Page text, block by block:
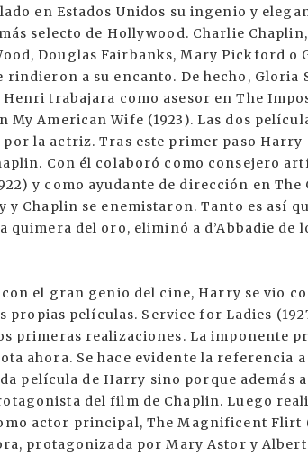
en Estados Unidos su ingenio y
selecto de Hollywood. Charlie
Douglas Fairbanks, Mary Pickford o
rindieron a su encanto. De hecho, Gloria
trabajara como asesor en The
My American Wife (1923). Las dos
la actriz. Tras este primer paso Harry
Con él colaboró como consejero
y como ayudante de dirección en The
y Chaplin se enemistaron. Tanto es así
quimera del oro, eliminó a d’Abbadie de
el gran genio del cine, Harry se vio
películas. Service for Ladies
primeras realizaciones. La imponente
ahora. Se hace evidente la referencia
película de Harry sino porque además
del film de Chaplin. Luego
actor principal, The Magnificent Flirt
protagonizada por Mary Astor y